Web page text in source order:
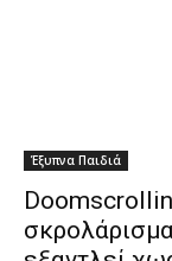
Έξυπνα Παιδιά